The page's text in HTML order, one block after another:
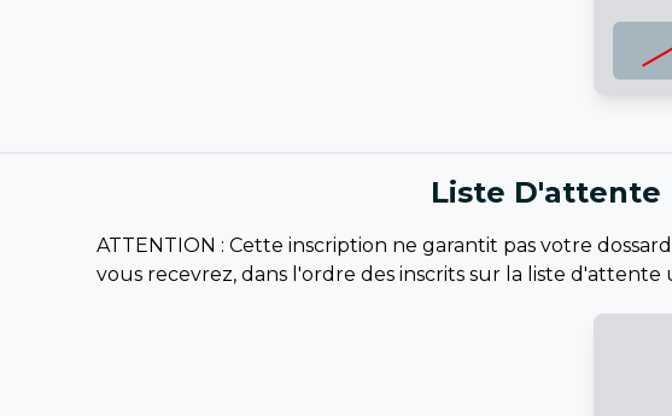
Liste D'attente
ATTENTION : Cette inscription ne garantit pas votre
vous recevrez, dans l'ordre des inscrits sur la liste